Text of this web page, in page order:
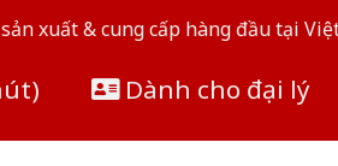
xuất & cung cấp hàng đầu tại
Dành cho đại lý